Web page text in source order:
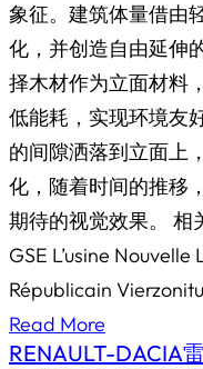
象征。建筑体量借由
化，并创造自由延伸
择木材作为立面材料
低能耗，实现环境友
的间隙洒落到立面上
化，随着时间的推移
期待的视觉效果。 相
GSE L’usine
Républicain
Read More
RENAULT-DACIA